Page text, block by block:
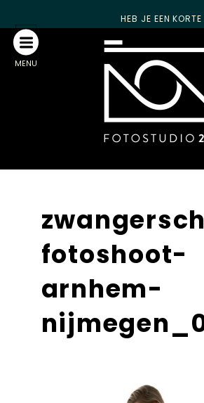
MENU
HEB JE EEN
fotoshoot-
arnhem-